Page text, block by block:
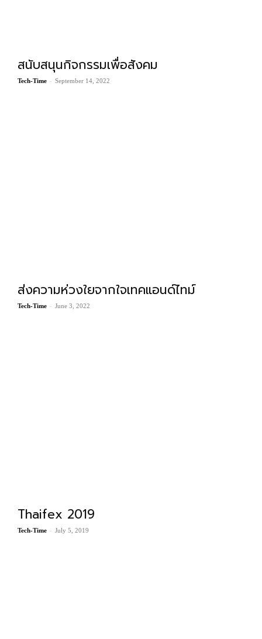
สนับสนุนกิจกรรมเพื่อสังคม
Tech-Time - September 14, 2022
ส่งความห่วงใยจากใจเทคแอนด์ไทม์
Tech-Time - June 3, 2022
Thaifex 2019
Tech-Time - July 5, 2019